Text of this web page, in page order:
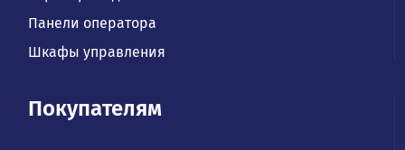
Панели оператора
Шкафы управления
Покупателям